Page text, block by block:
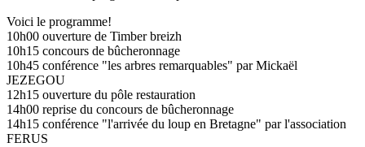
Voici le programme!
10h00 ouverture de Timber breizh
10h15 concours de bûcheronnage
10h45 conférence "les arbres remarquables" par Mickaël
JEZEGOU
12h15 ouverture du pôle restauration
14h00 reprise du concours de bûcheronnage
14h15 conférence "l'arrivée du loup en Bretagne" par l'association
FERUS